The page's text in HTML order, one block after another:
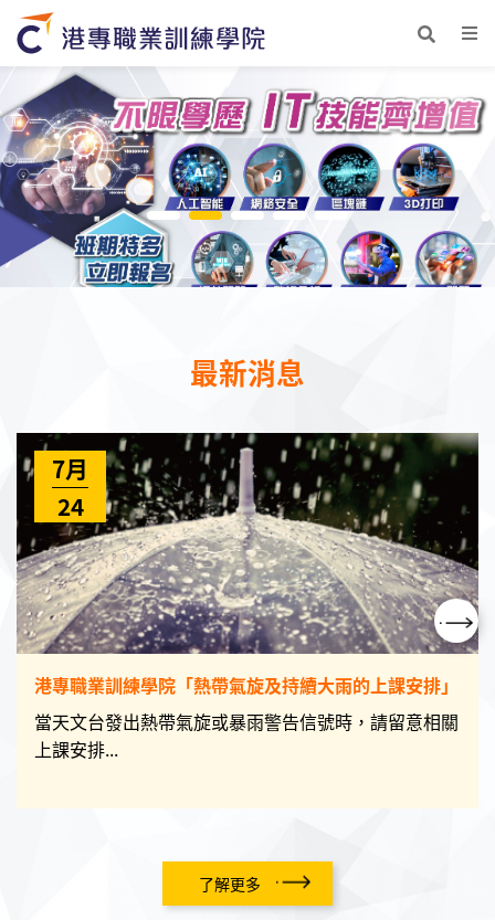
最新消息
7月
24
港專職業訓練學院「熱帶氣旋及持續大雨的上課安排」
當天文台發出熱帶氣旋或暴雨警告信號時，請留意相關
上課安排...
了解更多